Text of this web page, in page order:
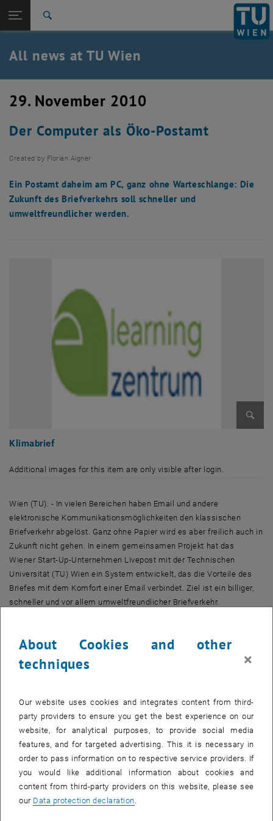
TU Login
Quicklinks
Toggle quicklinks menu
Studies
Career
Back: list subpages of parent page TU Wien Homepage
Back to:
TU Wien Homepage
Overview
All news at TU Wien
29. November 2010
Der Computer als Öko-Postamt
Created by Florian Aigner
Ein Postamt daheim am PC, ganz ohne Warteschlange: Die
Zukunft des Briefverkehrs soll schneller und
umweltfreundlicher werden.
Klimabrief
Additional images for this item are only visible after login.
Wien (TU). - In vielen Bereichen haben Email und andere
elektronische Kommunikationsmöglichkeiten den klassischen
Briefverkehr abgelöst. Ganz ohne Papier wird es aber freilich auch in
Zukunft nicht gehen. In einem gemeinsamen Projekt hat das
Wiener Start-Up-Unternehmen Livepost mit der Technischen
Universität (TU) Wien ein System entwickelt, das die Vorteile des
Briefes mit dem Komfort einer Email verbindet. Ziel ist ein billiger,
schneller und vor allem umweltfreundlicher Briefverkehr.
Reihe von Arbeitsschritten notwendig: Falten, kuvertieren,
adressieren, frankieren – all das braucht Zeit und Energie.
Büromaterialien, vom Drucker-Toner bis zu den Kuverts, müssen
große Mengen an Post versenden, wird das zum wichtigen
Kostenfaktor. Viel einfacher ist es, wenn der Brief nicht zum Drucker,
sondern über das Internet zu einem Versandspezialisten gesendet
wird. Dort wird dann die gesamte restliche Arbeit erledigt – vom
Druck bis zur Zustellung.
Briefversand mit TU-Know-how
About Cookies and other
techniques
×
Our website uses cookies and integrates content from third-
party providers to ensure you get the best experience on our
website, for analytical purposes, to provide social media
features, and for targeted advertising. This it is necessary in
order to pass information on to respective service providers. If
you would like additional information about cookies and
content from third-party providers on this website, please see
our Data protection declaration.